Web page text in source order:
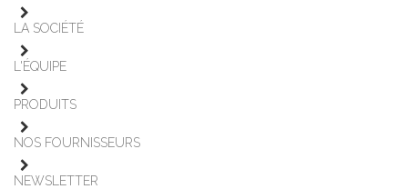
LA SOCIÉTÉ
L'ÉQUIPE
PRODUITS
NOS FOURNISSEURS
NEWSLETTER